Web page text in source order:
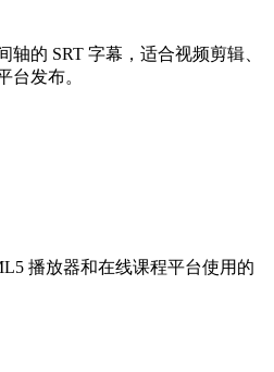
轴的 SRT 字幕，适合视频剪辑、
台发布。
播放器和在线课程平台使用的